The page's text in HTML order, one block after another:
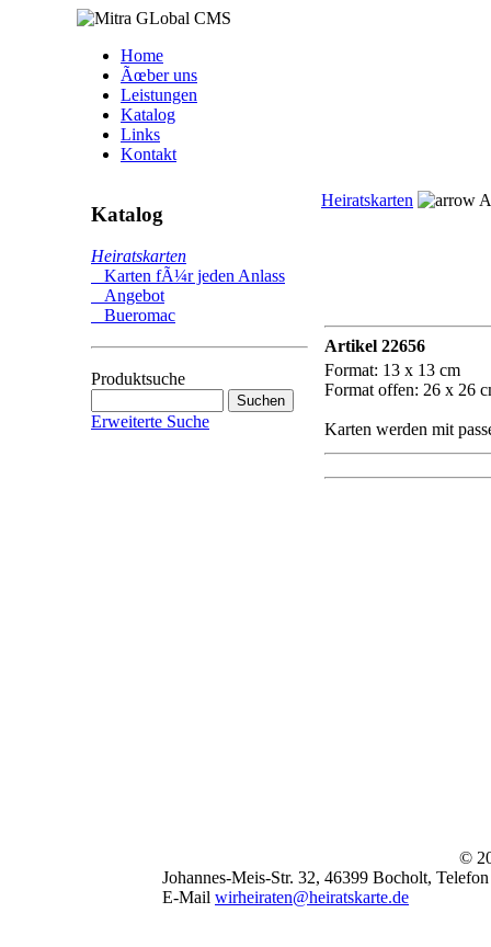
Home
Ãœber uns
Leistungen
Katalog
Links
Kontakt
Katalog
Heiratskarten
Karten fÃ¼r jeden Anlass
Angebot
Bueromac
Produktsuche
Erweiterte Suche
Heiratskarten
Artikel 22656
Format: 13 x 13 cm
Format offen: 26 x 26
Karten werden mit
©
Johannes-Meis-Str. 32, 46399 Bocholt,
E-Mail wirheiraten@heiratskarte.de